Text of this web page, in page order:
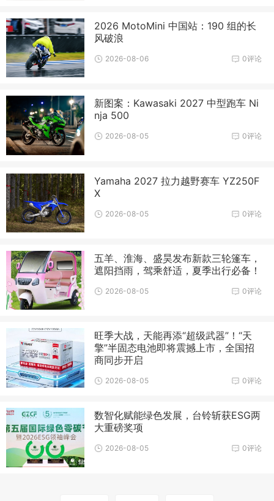
2026 MotoMini 中国站：190 组的长
风破浪
0评论
2026-08-06
新图案：Kawasaki 2027 中型跑车 Ni
nja 500
0评论
2026-08-05
Yamaha 2027 拉力越野赛车 YZ250F
X
0评论
2026-08-05
五羊、淮海、盛昊发布新款三轮篷车，
遮阳挡雨，驾乘舒适，夏季出行必备！
0评论
2026-08-05
旺季大战，天能再添“超级武器”！“天
擎”半固态电池即将震撼上市，全国招
商同步开启
0评论
2026-08-05
数智化赋能绿色发展，台铃斩获ESG两
大重磅奖项
0评论
2026-08-05